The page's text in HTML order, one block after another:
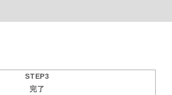
STEP3
完了